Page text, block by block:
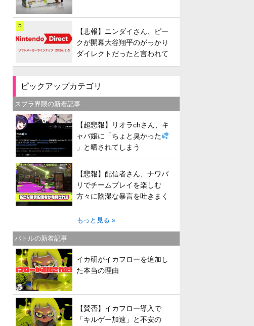
5
【悲報】ニンダイさん、ピー
クが開幕大谷翔平のがっかり
ダイレクトだったと言われて
しまう
ピックアップカテゴリ
スプラ界隈の新着記事
【超悲報】リオラchさん、キ
ャバ嬢に「ちょと臭かった
」と晒されてしまう
【悲報】配信者さん、ナワバ
リでチームプレイを楽しむ
方々に陰湿な暴言を吐きまく
ってしまう
もっと見る »
バトルの新着記事
イカ研がイカフローを追加し
た本当の理由
【賛否】イカフロー導入で
「キルゲー加速」と不安の